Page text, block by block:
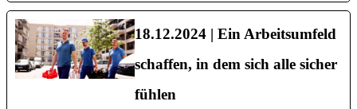
18.12.2024 | Ein Arbeitsumfeld
schaffen, in dem sich alle sicher
fühlen